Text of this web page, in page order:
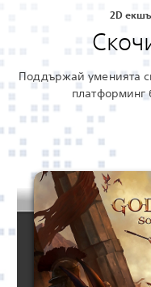
2D
Поддържай уменията
платформинг